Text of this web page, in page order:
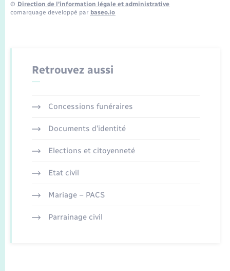
© Direction de l’information légale et administrative
comarquage developpé par baseo.io
Retrouvez aussi
Concessions funéraires
Documents d’identité
Elections et citoyenneté
Etat civil
Mariage – PACS
Parrainage civil